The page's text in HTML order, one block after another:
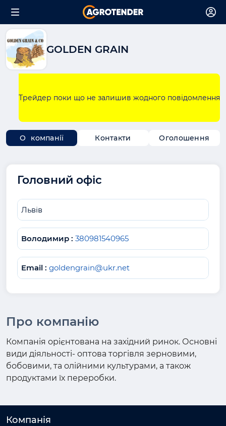
GOLDEN GRAIN
Трейдер поки що не залишив жодного повідомлення
О компанії Контакти Оголошення
Головний офіс
Львів
Володимир : 380981540965
Email : goldengrain@ukr.net
Про компанію
Компанія орієнтована на західний ринок. Основні
види діяльності- оптова торгівля зерновими,
бобовими, та олійними культурами, а також
продуктами їх переробки.
Компанія